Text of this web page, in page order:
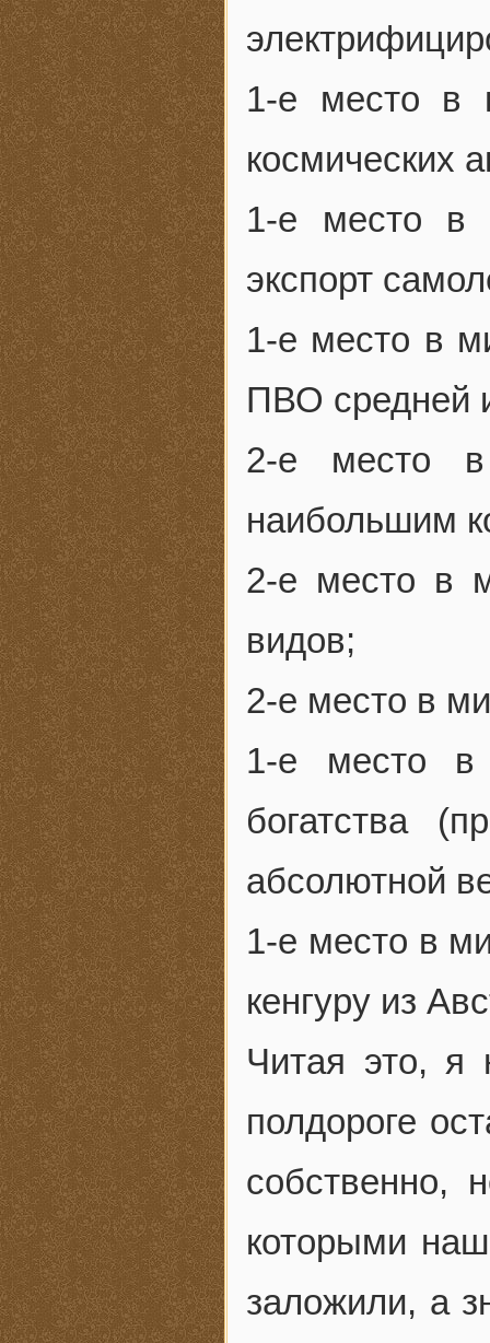
1-е место в
космических
1-е место в
экспорт
1-е место в
ПВО средней
2-е место
наибольшим
2-е место в
видов;
2-е место в
1-е место в
богатства
абсолютной
1-е место в
кенгуру из
Читая это, я
полдороге
собственно,
которыми
заложили, а